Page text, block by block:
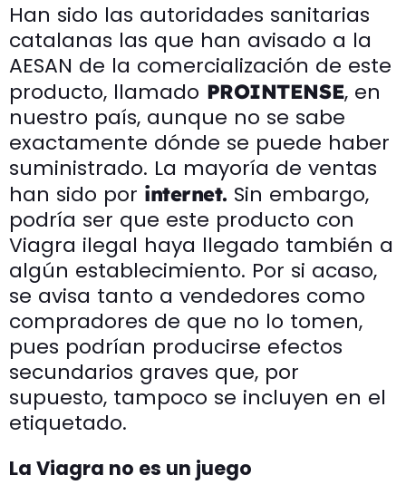
Han sido las autoridades sanitarias
catalanas las que han avisado a la
AESAN de la comercialización de este
producto, llamado PROINTENSE, en
nuestro país, aunque no se sabe
exactamente dónde se puede haber
suministrado. La mayoría de ventas
han sido por internet. Sin embargo,
podría ser que este producto con
Viagra ilegal haya llegado también a
algún establecimiento. Por si acaso,
se avisa tanto a vendedores como
compradores de que no lo tomen,
pues podrían producirse efectos
secundarios graves que, por
supuesto, tampoco se incluyen en el
etiquetado.
La Viagra no es un juego